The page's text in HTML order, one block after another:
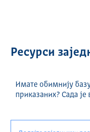
Ресурси
Имате обимнију
приказаних? Сада